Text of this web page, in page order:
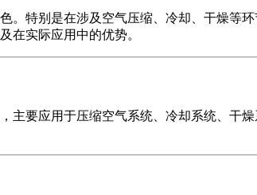
特别是在涉及空气压缩、冷却、干燥等环
在实际应用中的优势。
主要应用于压缩空气系统、冷却系统、干